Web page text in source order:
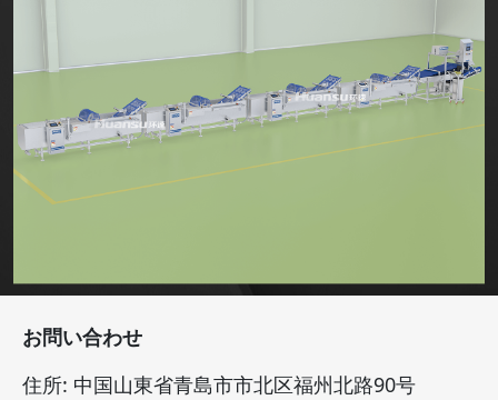
お問い合わせ
住所: 中国山東省青島市市北区福州北路90号